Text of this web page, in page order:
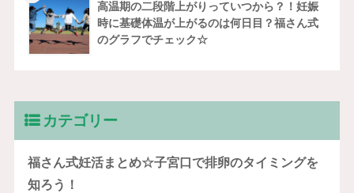
高温期の二段階上がりっていつから？！妊娠
時に基礎体温が上がるのは何日目？福さん式
のグラフでチェック☆
カテゴリー
福さん式妊活まとめ☆子宮口で排卵のタイミングを
知ろう！